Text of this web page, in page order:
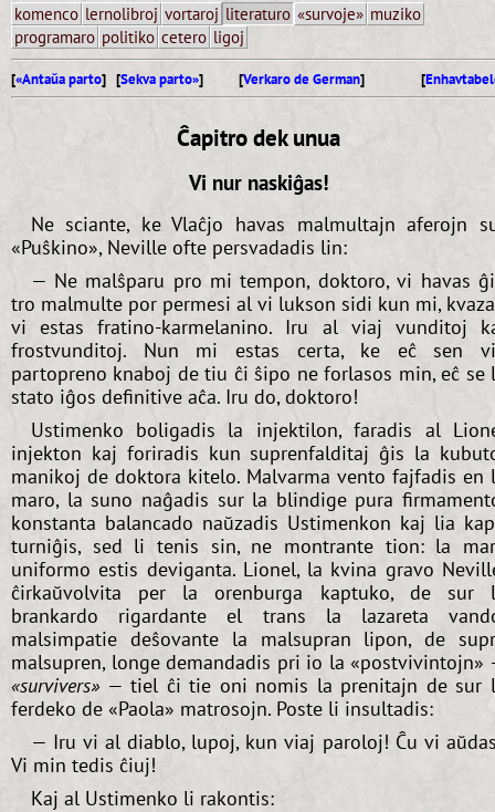
komenco lernolibroj vortaroj literaturo «survoje» muziko
programaro politiko cetero ligoj
[«Antaŭa parto] [Sekva parto»] [Verkaro de German] [
Ĉapitro dek unua
Vi nur naskiĝas!
Ne sciante, ke Vlaĉjo havas malmultajn aferojn
«Puŝkino», Neville ofte persvadadis lin:
— Ne malŝparu pro mi tempon, doktoro, vi havas
tro malmulte por permesi al vi lukson sidi kun mi,
vi estas fratino-karmelanino. Iru al viaj vunditoj
frostvunditoj. Nun mi estas certa, ke eĉ sen
partopreno knaboj de tiu ĉi ŝipo ne forlasos min, eĉ se
stato iĝos definitive aĉa. Iru do, doktoro!
Ustimenko boligadis la injektilon, faradis al
injekton kaj foriradis kun suprenfalditaj ĝis la
manikoj de doktora kitelo. Malvarma vento fajfadis en
maro, la suno naĝadis sur la blindige pura
konstanta balancado naŭzadis Ustimenkon kaj lia
turniĝis, sed li tenis sin, ne montrante tion: la
uniformo estis deviganta. Lionel, la kvina gravo
ĉirkaŭvolvita per la orenburga kaptuko, de sur
brankardo rigardante el trans la lazareta
malsimpatie deŝovante la malsupran lipon, de
malsupren, longe demandadis pri io la «postvivintojn»
«survivers» — tiel ĉi tie oni nomis la prenitajn de sur
ferdeko de «Paola» matrosojn. Poste li insultadis:
— Iru vi al diablo, lupoj, kun viaj paroloj! Ĉu vi
Vi min tedis ĉiuj!
Kaj al Ustimenko li rakontis: